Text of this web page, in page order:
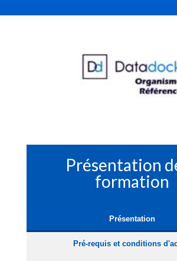
Présentation
formation
Présentation
Pré-requis et conditions